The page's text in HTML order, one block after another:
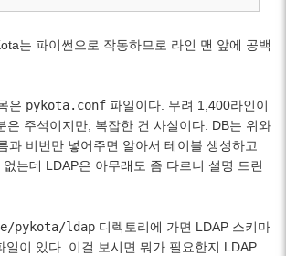
는 파이썬으로 작동하므로 라인 맨 앞에 공백
은 pykota.conf 파일이다. 무려 1,400라인이
은 주석이지만, 복잡한 건 사실이다. DB는 위와
과 비번만 넣어주면 알아서 테이블 생성하고
는데 LDAP은 아무래도 좀 다르니 설명 드린
pykota/ldap 디렉토리에 가면 LDAP 스키마
일이 있다. 이걸 보시면 뭐가 필요한지 LDAP